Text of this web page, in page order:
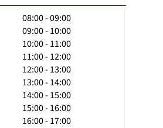
08:00 - 09:00
09:00 - 10:00
10:00 - 11:00
11:00 - 12:00
12:00 - 13:00
13:00 - 14:00
14:00 - 15:00
15:00 - 16:00
16:00 - 17:00